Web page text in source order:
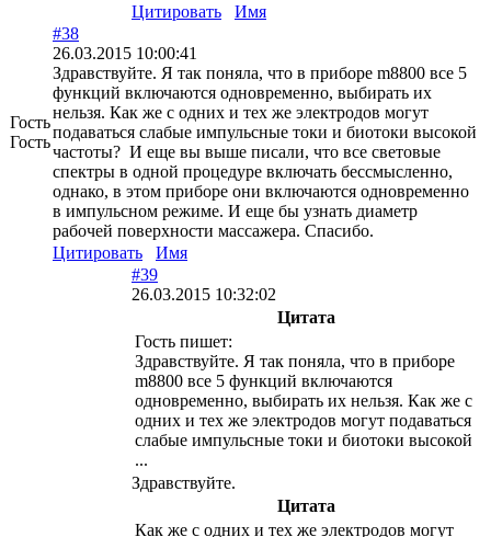
Цитировать
Имя
Гость
Гость
#38
26.03.2015 10:00:41
Здравствуйте. Я так поняла, что в приборе m8800 все 5
функций включаются одновременно, выбирать их
нельзя. Как же с одних и тех же электродов могут
подаваться слабые импульсные токи и биотоки высокой
частоты? И еще вы выше писали, что все световые
спектры в одной процедуре включать бессмысленно,
однако, в этом приборе они включаются одновременно
в импульсном режиме. И еще бы узнать диаметр
рабочей поверхности массажера. Спасибо.
Цитировать
Имя
#39
26.03.2015 10:32:02
Цитата
Гость пишет:
Здравствуйте. Я так поняла, что в приборе
m8800 все 5 функций включаются
одновременно, выбирать их нельзя. Как же с
одних и тех же электродов могут подаваться
слабые импульсные токи и биотоки высокой
...
Здравствуйте.
Цитата
Как же с одних и тех же электродов могут